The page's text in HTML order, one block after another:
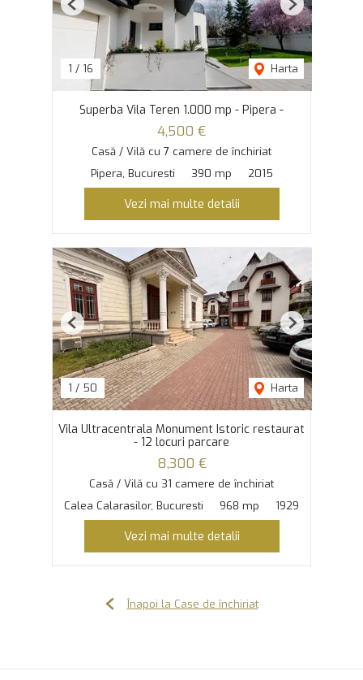
1 / 16 Harta
Previous Next
Superba Vila Teren 1.000 mp - Pipera -
4,500 €
Casă / Vilă cu 7 camere de închiriat
Pipera, Bucuresti
390 mp 2015
Vezi mai multe detalii
1 / 50 Harta
Previous Next
Vila Ultracentrala Monument Istoric restaurat
- 12 locuri parcare
8,300 €
Casă / Vilă cu 31 camere de închiriat
Calea Calarasilor, Bucuresti
968 mp 1929
Vezi mai multe detalii
Înapoi la Case de închiriat